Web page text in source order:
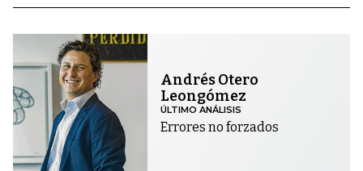
Andrés Otero
Leongómez
ÚLTIMO ANÁLISIS
Errores no forzados